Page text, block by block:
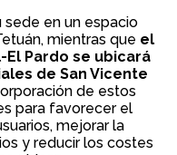
sede en un espacio
mientras que el
Pardo se ubicará
de San Vicente
de estos
para favorecer el
mejorar la
y reducir los costes